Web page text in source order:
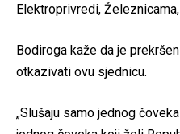
Elektroprivredi,
Bodiroga kaže da je
otkazivati ovu sjednicu.
„Slušaju samo jednog